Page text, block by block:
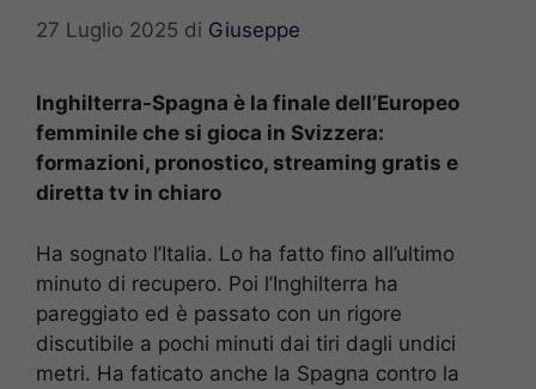
27 Luglio 2025 di Giuseppe
Inghilterra-Spagna è la finale dell’Europeo
femminile che si gioca in Svizzera:
formazioni, pronostico, streaming gratis e
diretta tv in chiaro
Ha sognato l’Italia. Lo ha fatto fino all’ultimo
minuto di recupero. Poi l’Inghilterra ha
pareggiato ed è passato con un rigore
discutibile a pochi minuti dai tiri dagli undici
metri. Ha faticato anche la Spagna contro la